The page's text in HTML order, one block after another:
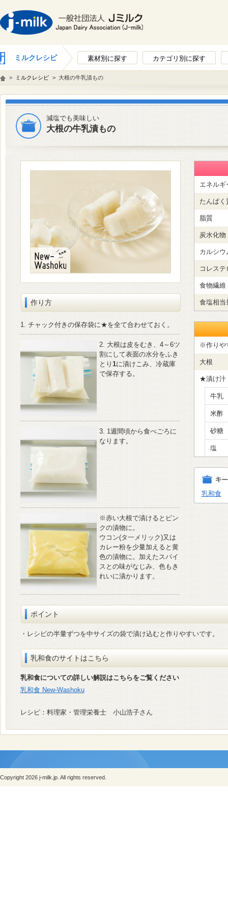
ミルクレシピ 素材別に探す カテゴリ別に探す
> ミルクレシピ > 大根の牛乳漬もの
減塩でも美味しい
大根の牛乳漬もの
作り方
1. チャック付きの保存袋に★を全て合わせておく。
2. 大根は皮をむき、4～6ツ
割にして表面の水分をふき
とり 1に漬けこみ、冷蔵庫
で保存する。
3. 1週間頃から食べごろに
なります。
※赤い大根で漬けるとピン
クの漬物に。
ウコン(タ一メリック)又は
カレー粉を少量加えると黄
色の漬物に。加えたスパイ
スとの味がなじみ、色もき
れいに漬かります。
エネルギ
たんぱく
脂質
炭水化物
カルシウ
コレステ
食物繊維
食塩相当
※作りや
大根
★漬け汁
牛乳
米
砂糖
塩
乳和食
ポイント
・レシピの半量ずつを中サイズの袋で漬け込むと作りやすいです。
乳和食のサイトはこちら
乳和食についての詳しい解説はこちらをご覧ください
乳和食 New-Washoku
レシピ：料理家・管理栄養士 小山浩子さん
Copyright 2026 j-milk.jp. All rights reserved.